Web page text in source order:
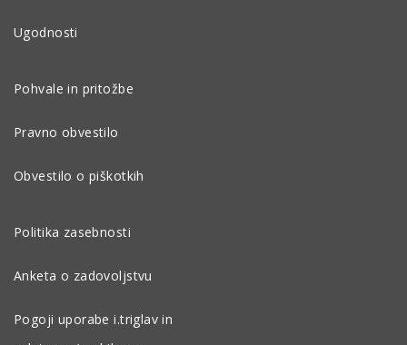
Ugodnosti
Pohvale in pritožbe
Pravno obvestilo
Obvestilo o piškotkih
Politika zasebnosti
Anketa o zadovoljstvu
Pogoji uporabe i.triglav in